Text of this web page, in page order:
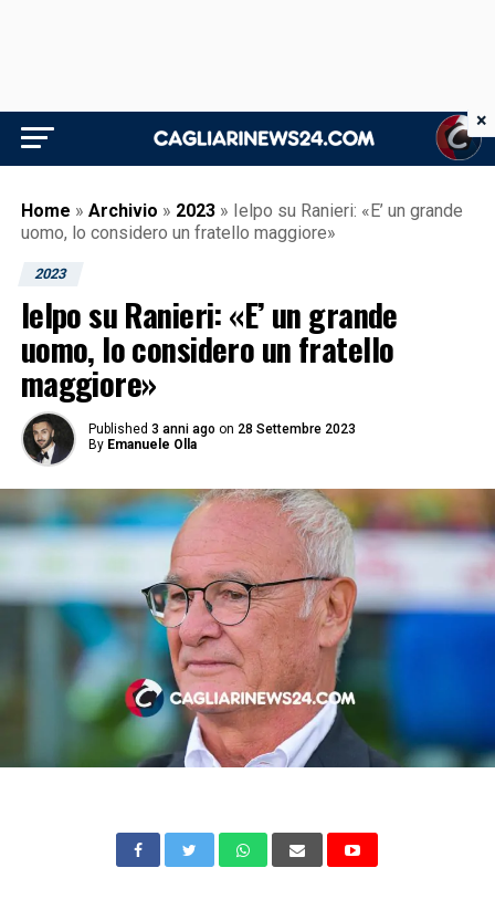
Home » Archivio » 2023 » Ielpo su Ranieri: «E’ un grande
uomo, lo considero un fratello maggiore»
2023
Ielpo su Ranieri: «E’ un grande
uomo, lo considero un fratello
maggiore»
Published 3 anni ago on 28 Settembre 2023
By Emanuele Olla
×